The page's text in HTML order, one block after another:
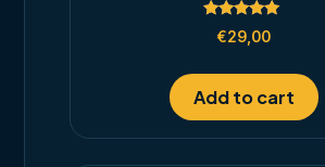
Rated
5.00
€29,00
Add to cart